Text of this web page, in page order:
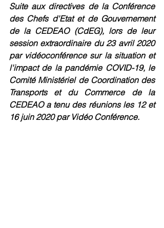
Suite aux directives de la Conférence
des Chefs d'Etat et de Gouvernement
de la CEDEAO (CdEG), lors de leur
session extraordinaire du 23 avril 2020
par vidéoconférence sur la situation et
l'impact de la pandémie COVID-19, le
Comité Ministériel de Coordination des
Transports et du Commerce de la
CEDEAO a tenu des réunions les 12 et
16 juin 2020 par Vidéo Conférence.